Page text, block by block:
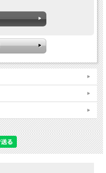
の取り付けポイントによって
を損ねることはありません。
する場合は3kgを超えないよ